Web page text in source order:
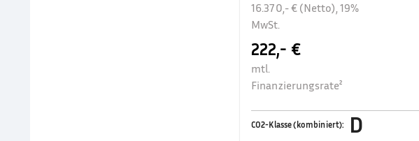
16.370,- € (Netto), 19%
MwSt.
222,- €
mtl.
Finanzierungsrate²
CO2-Klasse (kombiniert): D